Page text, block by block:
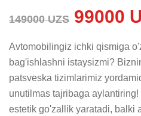
149000 UZS 99000
Avtomobilingiz ichki qismiga
bag'ishlashni istaysizmi?
patsveska tizimlarimiz
unutilmas tajribaga
estetik go'zallik yaratadi, balki